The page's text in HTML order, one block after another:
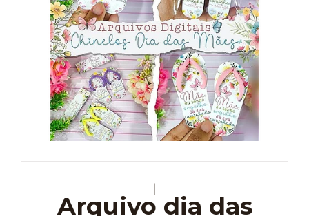
|
Arquivo dia das